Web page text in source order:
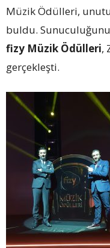
Müzik Ödülleri,
buldu. Sunuculuğunu
fizy Müzik Ödülleri,
gerçekleşti.